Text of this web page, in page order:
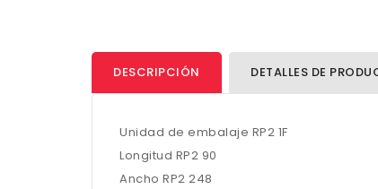
DESCRIPCIÓN DETALLES DE
Unidad de embalaje RP2 1F
Longitud RP2 90
Ancho RP2 248